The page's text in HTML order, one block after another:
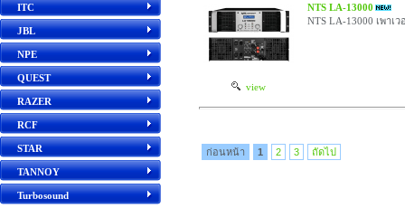
ITC
JBL
NPE
QUEST
RAZER
RCF
STAR
TANNOY
Turbosound
view
NTS LA-13000
NTS LA-13000 เพาเ
ก่อนหน้า 1 2 3 ถัดไป